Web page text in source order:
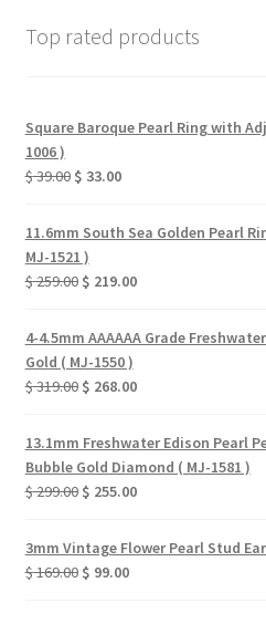
Top rated products
Square Baroque Pearl Ring with
1006 )
$39.00 Original
was:
$ 39.00.
$ 33.00Current
is:
11.6mm South Sea Golden Pearl
MJ-1521 )
$259.00 Original
was:
$ 259.00.
$ 219.00Current
is:
4-4.5mm AAAAAA Grade
Gold ( MJ-1550 )
$319.00 Original
was:
$ 319.00.
$ 268.00Current
is:
$ 268.00.
13.1mm Freshwater Edison Pearl
Bubble Gold Diamond ( MJ-1581 )
$299.00 Original
was:
$ 299.00.
$ 255.00Current
3mm Vintage Flower Pearl Stud
$169.00 Original
$ 99.00Current